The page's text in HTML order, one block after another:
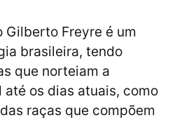
Gilberto Freyre é um
brasileira, tendo
que norteiam a
os dias atuais, como
raças que compõem